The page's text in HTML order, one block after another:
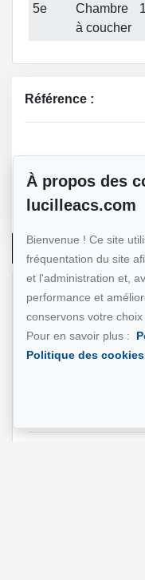
5e
Chambre
à coucher
Référence :
Nom et prénom*
À propos des
lucilleacs.com
Bienvenue ! Ce site
fréquentation du site
et l'administration et,
performance et
conservons votre choix
Pour en savoir plus :
Politique des